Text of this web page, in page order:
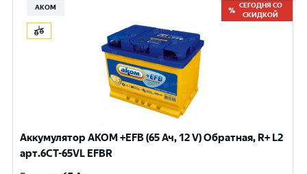
АКОМ
СЕГОДНЯ СО
СКИДКОЙ
Аккумулятор AKOM +EFB (65 Ач, 12 V) Обратная, R+ L2
арт.6CT-65VL EFBR